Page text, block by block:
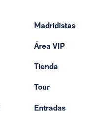
Madridistas
Área VIP
Tienda
Tour
Entradas